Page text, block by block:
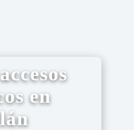
en